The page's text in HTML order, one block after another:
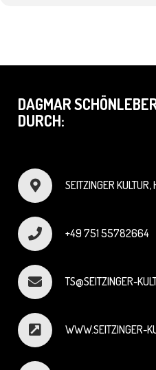
DAGMAR
DURCH:
SEITZINGER
+49 751 55782664
TS@SEITZINGER-
WWW.SEITZINGER-